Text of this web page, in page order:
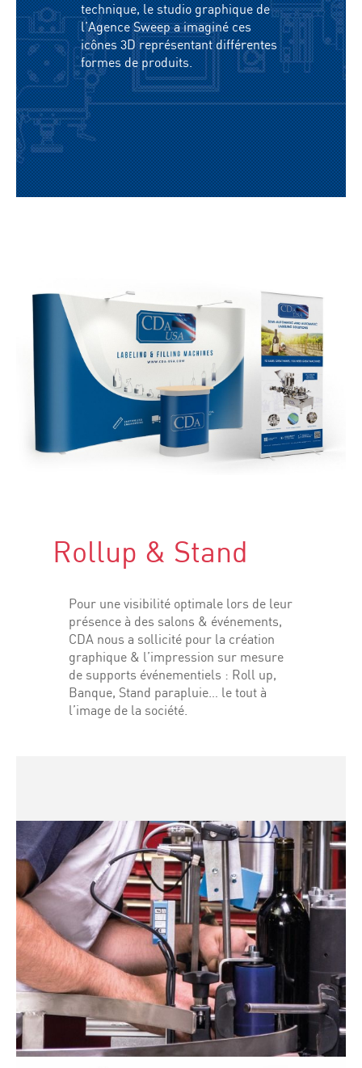
technique, le studio graphique de
l’Agence Sweep a imaginé ces
icônes 3D représentant différentes
formes de produits.
Rollup & Stand
Pour une visibilité optimale lors de leur
présence à des salons & événements,
CDA nous a sollicité pour la création
graphique & l’impression sur mesure
de supports événementiels : Roll up,
Banque, Stand parapluie… le tout à
l’image de la société.